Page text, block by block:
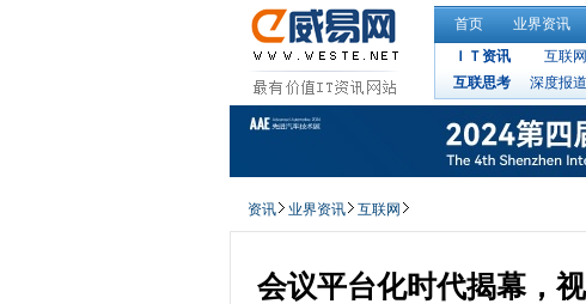
首页 业界资讯
ＩＴ资讯
互联网
互联思考
深度报道
资讯 业界资讯 互联网
会议平台化时代揭幕，